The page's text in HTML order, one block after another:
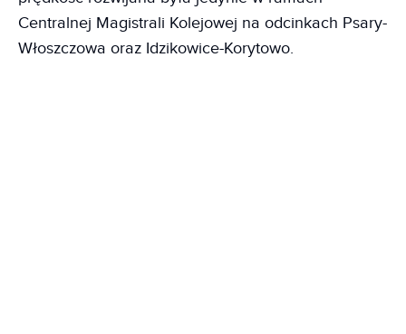
Centralnej Magistrali Kolejowej na odcinkach Psary-
Włoszczowa oraz Idzikowice-Korytowo.